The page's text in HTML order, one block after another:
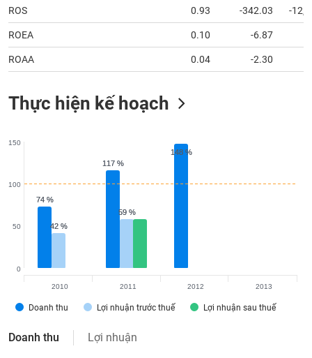
ROS 0.93 -342.03 -
ROEA 0.10 -6.87
ROAA 0.04 -2.30
Thực hiện kế hoạch
74 %
74 %
117 %
117 %
148 %
148 %
42 %
42 %
59 %
59 %
Doanh thu Lợi nhuận trước thuế Lợi nhuận sau thuế
0
50
100
150
2010 2011 2012 2013
Doanh thu Lợi nhuận
Truyền
thông
tài
chính
liệu